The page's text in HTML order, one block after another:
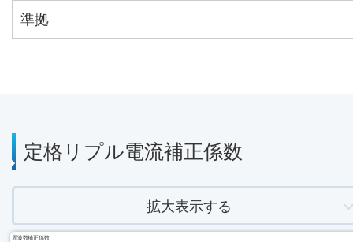
準拠
定格リプル電流補正係数
拡大表示する
周波数補正係数